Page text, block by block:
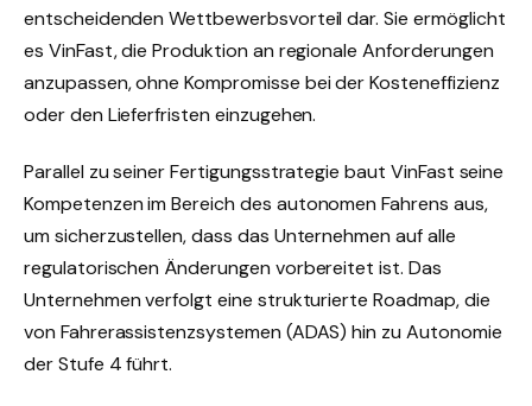
entscheidenden Wettbewerbsvorteil dar. Sie ermöglicht
es VinFast, die Produktion an regionale Anforderungen
anzupassen, ohne Kompromisse bei der Kosteneffizienz
oder den Lieferfristen einzugehen.
Parallel zu seiner Fertigungsstrategie baut VinFast seine
Kompetenzen im Bereich des autonomen Fahrens aus,
um sicherzustellen, dass das Unternehmen auf alle
regulatorischen Änderungen vorbereitet ist. Das
Unternehmen verfolgt eine strukturierte Roadmap, die
von Fahrerassistenzsystemen (ADAS) hin zu Autonomie
der Stufe 4 führt.